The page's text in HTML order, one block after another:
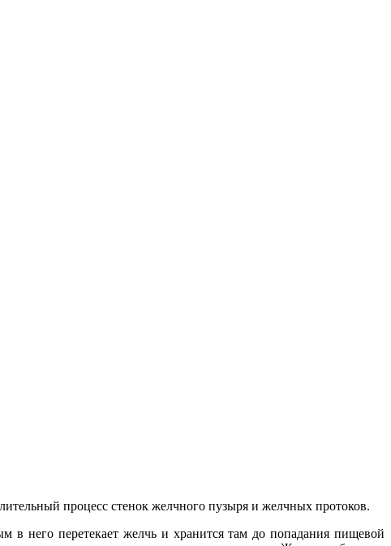
процесс стенок желчного пузыря и желчных протоков.
него перетекает желчь и хранится там до попадания пищевой